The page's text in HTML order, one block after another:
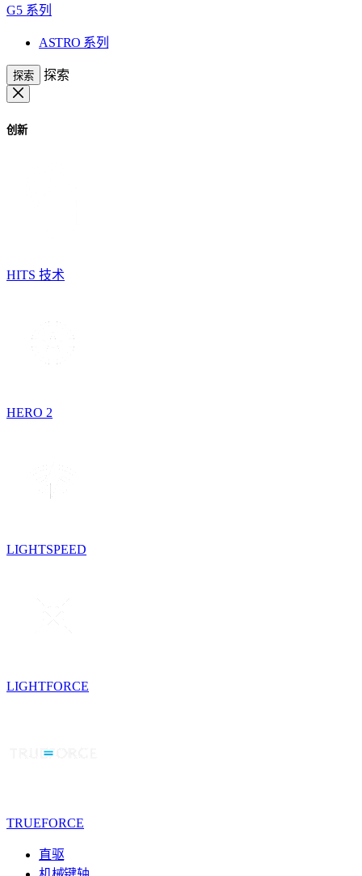
G5 系列
ASTRO 系列
探索 探索
创新
HITS 技术
HERO 2
LIGHTSPEED
LIGHTFORCE
TRUEFORCE
直驱